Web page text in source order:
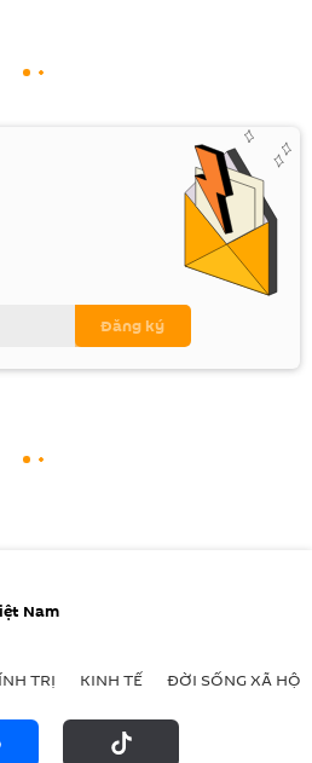
Nam
TRỊ KINH TẾ ĐỜI SỐNG XÃ HỘI